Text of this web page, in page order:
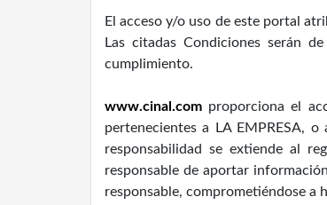
El acceso y/o uso de este portal
Las citadas Condiciones serán
cumplimiento.
www.cinal.com proporciona el
pertenecientes a LA EMPRESA,
responsabilidad se extiende al
responsable de aportar
responsable, comprometiéndose a